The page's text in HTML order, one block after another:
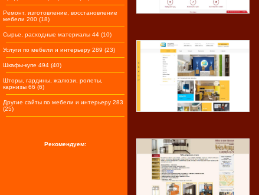
Ремонт, изготовление, восстановление
мебели 200 (18)
Сырье, расходные материалы 44 (10)
Услуги по мебели и интерьеру 289 (23)
Шкафы-купе 494 (40)
Шторы, гардины, жалюзи, ролеты,
карнизы 66 (6)
Другие сайты по мебели и интерьеру 283
(25)
Рекомендуем: